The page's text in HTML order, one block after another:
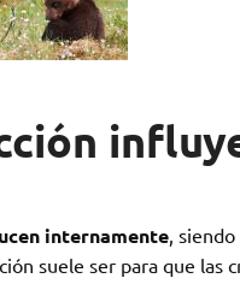
internamente, siendo
suele ser para que las